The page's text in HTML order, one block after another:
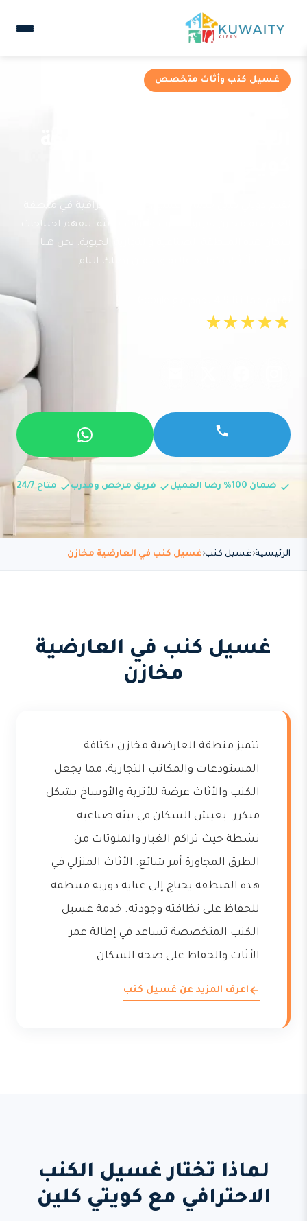
غسيل كنب وأثاث متخصص
تقدم كويتي كلين خدمات غسيل الكنب الاحترافية في منطقة
العارضية مخازن بفريق متدرب وأدوات حديثة. نتفهم احتياجات
سكان هذه المنطقة الصناعية والتجارية الحيوية. نحن هنا
لتنظيف أثاثك بكفاءة عالية وضمان رضاك التام.
★★★★★
ضمان 100% رضا العميل فريق مرخص ومدرب متاح 24/7
الرئيسية غسيل كنب غسيل كنب في العارضية مخازن
غسيل كنب في العارضية
مخازن
تتميز منطقة العارضية مخازن بكثافة
المستودعات والمكاتب التجارية، مما يجعل
الكنب والأثاث عرضة للأتربة والأوساخ بشكل
متكرر. يعيش السكان في بيئة صناعية
نشطة حيث تراكم الغبار والملوثات من
الطرق المجاورة أمر شائع. الأثاث المنزلي في
هذه المنطقة يحتاج إلى عناية دورية منتظمة
للحفاظ على نظافته وجودته. خدمة غسيل
الكنب المتخصصة تساعد في إطالة عمر
الأثاث والحفاظ على صحة السكان.
اعرف المزيد عن غسيل كنب
لماذا تختار غسيل الكنب
الاحترافي مع كويتي كلين